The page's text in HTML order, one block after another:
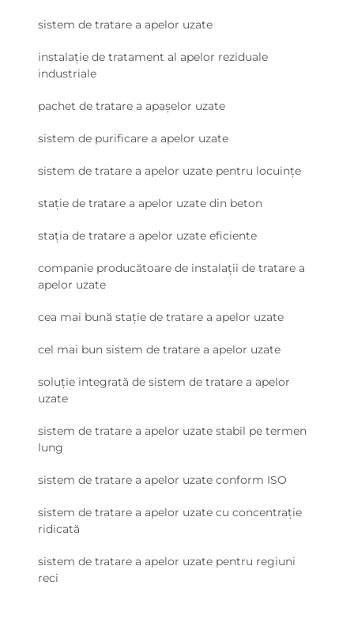
sistem de tratare a apelor uzate
instalație de tratament al apelor reziduale
industriale
pachet de tratare a apașelor uzate
sistem de purificare a apelor uzate
sistem de tratare a apelor uzate pentru locuințe
stație de tratare a apelor uzate din beton
stația de tratare a apelor uzate eficiente
companie producătoare de instalații de tratare a
apelor uzate
cea mai bună stație de tratare a apelor uzate
cel mai bun sistem de tratare a apelor uzate
soluție integrată de sistem de tratare a apelor
uzate
sistem de tratare a apelor uzate stabil pe termen
lung
sistem de tratare a apelor uzate conform ISO
sistem de tratare a apelor uzate cu concentrație
ridicată
sistem de tratare a apelor uzate pentru regiuni
reci